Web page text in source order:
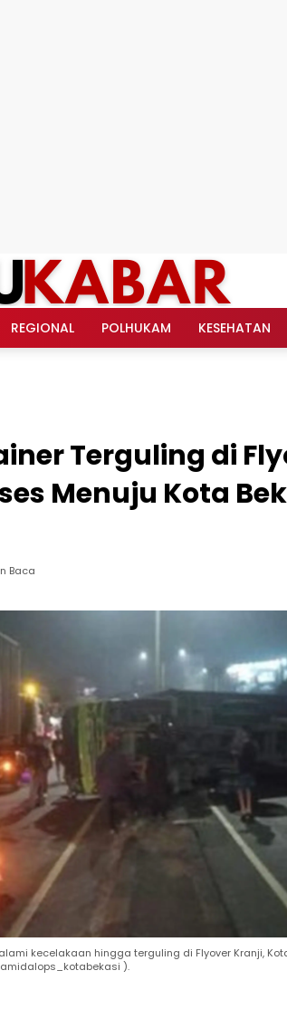
REGIONAL POLHUKAM KESEHATAN
Terguling di
Menuju Kota
Baca
kecelakaan hingga terguling di Flyover Kranji,
).